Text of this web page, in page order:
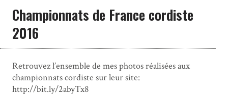
Championnats de France cordiste
2016
Retrouvez l’ensemble de mes photos réalisées aux
championnats cordiste sur leur site:
http://bit.ly/2abyTx8